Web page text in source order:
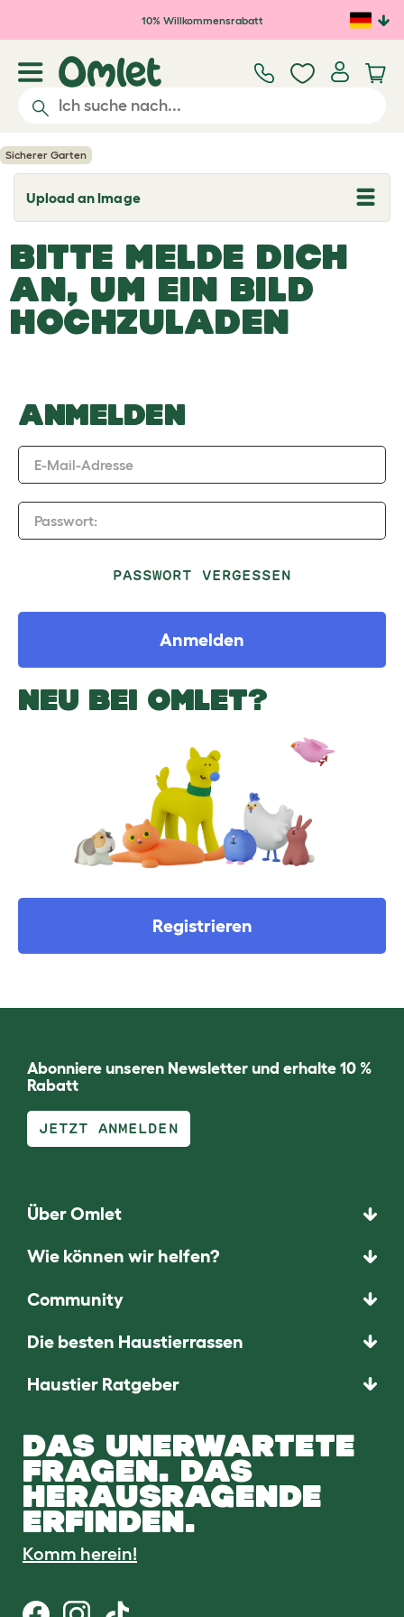
Zum Hauptinhalt springen
10% Willkommensrabatt
Sicherer Garten
Upload an Image
T
o
g
e
d
r
p
BITTE MELDE DICH
AN, UM EIN BILD
HOCHZULADEN
ANMELDEN
E-Mail-Adresse
Passwort:
PASSWORT VERGESSEN
Anmelden
NEU BEI OMLET?
Registrieren
Abonniere unseren Newsletter und erhalte 10 %
Rabatt
JETZT ANMELDEN
Über Omlet
Wie können wir helfen?
Community
Die besten Haustierrassen
Haustier Ratgeber
DAS UNERWARTETE
FRAGEN. DAS
HERAUSRAGENDE
ERFINDEN.
Komm herein!